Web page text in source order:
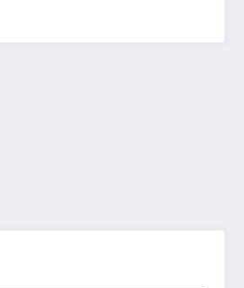
Seja nosso